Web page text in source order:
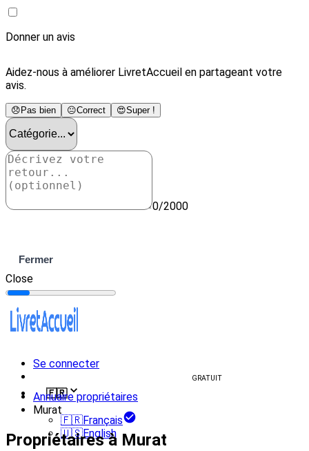
Donner un avis
Aidez-nous à améliorer LivretAccueil en partageant votre
avis.
😞 Pas bien 😐Correct 😍Super !
0/2000
Fermer
Close
Se connecter
GRATUIT
🇫🇷
🇫🇷Français
🇺🇸English
Annuaire propriétaires
Murat
Propriétaires à Murat